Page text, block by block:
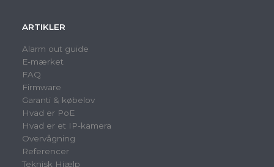
ARTIKLER
Alarm out guide
E-mærket
FAQ
Firmware
Garanti & købelov
Hvad er PoE
Hvad er et IP-kamera
Overvågning
Referencer
Teknisk Hjælp